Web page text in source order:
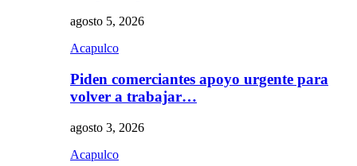
agosto 5, 2026
Acapulco
Piden comerciantes apoyo urgente para
volver a trabajar…
agosto 3, 2026
Acapulco